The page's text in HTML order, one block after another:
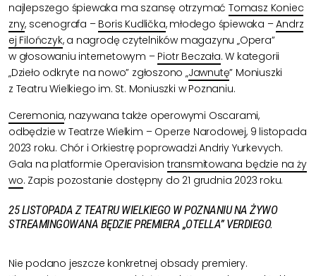
najlepszego śpiewaka ma szansę otrzymać Tomasz Koniec
zny, scenografa – Boris Kudlička, młodego śpiewaka –Andrz
ej Filończyk, a nagrodę czytelników magazynu „Opera”
w głosowaniu internetowym – Piotr Beczała. W kategorii
„Dzieło odkryte na nowo” zgłoszono „Jawnutę” Moniuszki
z Teatru Wielkiego im. St. Moniuszki w Poznaniu.
Ceremonia, nazywana także operowymi Oscarami,
odbędzie w Teatrze Wielkim – Operze Narodowej, 9 listopada
2023 roku. Chór i Orkiestrę poprowadzi Andriy Yurkevych.
Gala na platformie Operavision transmitowana będzie na ży
wo. Zapis pozostanie dostępny do 21 grudnia 2023 roku.
25 LISTOPADA Z TEATRU WIELKIEGO W POZNANIU NA ŻYWO
STREAMINGOWANA BĘDZIE PREMIERA „OTELLA” VERDIEGO.
Nie podano jeszcze konkretnej obsady premiery.